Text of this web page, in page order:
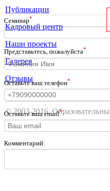
Публикации
Кадровый центр
Наши проекты
Галерея
Отзывы
© 2003-2016.
Cеминар*
Представьтесь, пожалуйста*
Оставьте ваш телефон*
Оставьте ваш email*
Комментарий: